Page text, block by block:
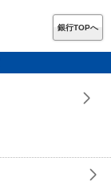
銀行TOPへ